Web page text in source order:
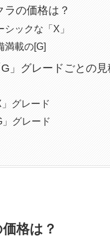
ラの価格は？
シックな「X」
満載の[G]
G」グレードごとの
」グレード
」グレード
格は？